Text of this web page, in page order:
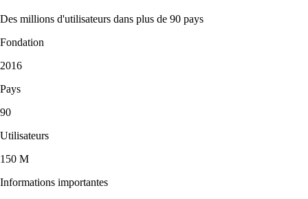
Des millions d'utilisateurs dans plus de 90 pays
Fondation
2016
Pays
90
Utilisateurs
150 M
Informations importantes